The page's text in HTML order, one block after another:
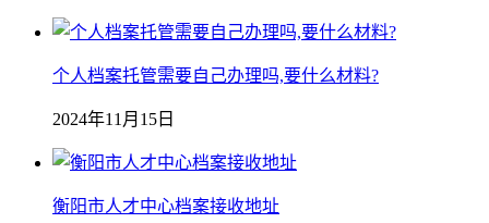
个人档案托管需要自己办理吗,要什么材料?
2024年11月15日
衡阳市人才中心档案接收地址